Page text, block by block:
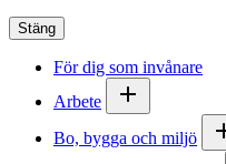
Stäng
För dig som invånare
Arbete
Bo, bygga och miljö